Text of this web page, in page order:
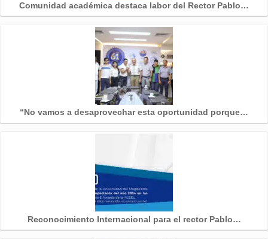
Comunidad académica destaca labor del Rector Pablo…
“No vamos a desaprovechar esta oportunidad porque…
Reconocimiento Internacional para el rector Pablo…